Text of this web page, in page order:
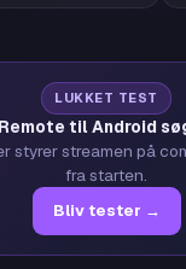
LUKKET TEST
til Android
styrer streamen på
fra starten.
Bliv tester →